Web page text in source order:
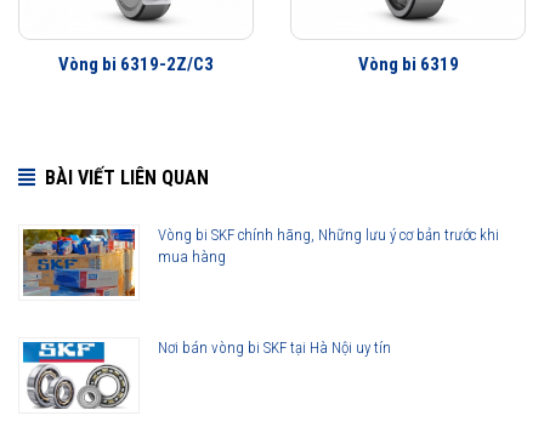
nhu cầu sử dụng mỡ bôi trơn và giảm tiêu hao năng lượng trên vòng
Vòng bi 6319/C3 được phân phối chính hãng
Đại lý ủy quyền SKF chính hãng - SKF Authorized Distributor
Hotline 24/7:
999
Vòng bi 6319-2Z/C3 Vòng bi 6319
BÀI VIẾT LIÊN QUAN
Vòng bi SKF chính hãng, Những lưu ý cơ bản trước khi
mua hàng
Nơi bán vòng bi SKF tại Hà Nội uy tín